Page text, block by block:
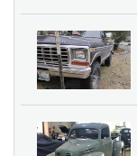
m
p
v
i
d
e
.